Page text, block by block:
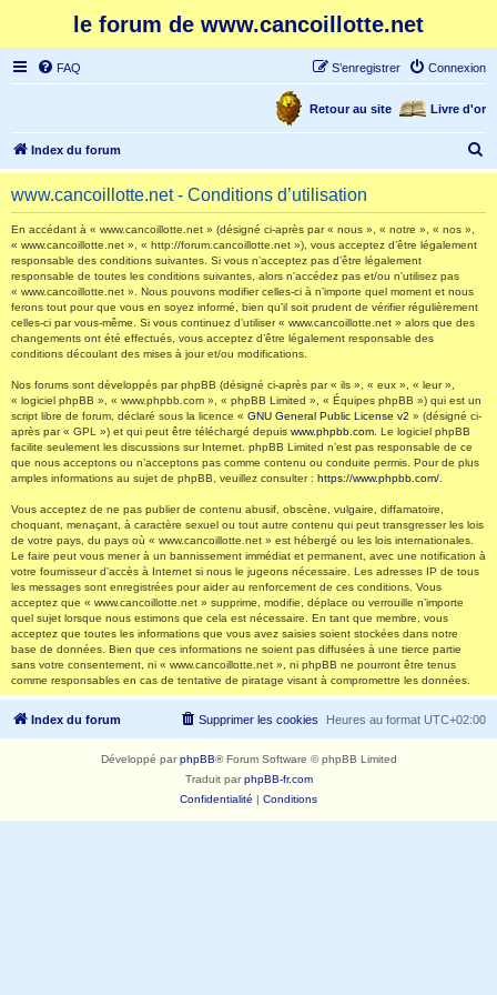
le forum de www.cancoillotte.net
FAQ Connexion
S’enregistrer
Livre d'or
Retour au site
Index du forum
e
www.cancoillotte.net - Conditions d’utilisation
En accédant à « www.cancoillotte.net » (désigné ci-après par « nous », « notre », « nos »,
« www.cancoillotte.net », « http://forum.cancoillotte.net »), vous acceptez d’être légalement
responsable des conditions suivantes. Si vous n’acceptez pas d’être légalement
responsable de toutes les conditions suivantes, alors n’accédez pas et/ou n’utilisez pas
« www.cancoillotte.net ». Nous pouvons modifier celles-ci à n’importe quel moment et nous
ferons tout pour que vous en soyez informé, bien qu’il soit prudent de vérifier régulièrement
celles-ci par vous-même. Si vous continuez d’utiliser « www.cancoillotte.net » alors que des
changements ont été effectués, vous acceptez d’être légalement responsable des
conditions découlant des mises à jour et/ou modifications.
Nos forums sont développés par phpBB (désigné ci-après par « ils », « eux », « leur »,
« logiciel phpBB », « www.phpbb.com », « phpBB Limited », « Équipes phpBB ») qui est un
script libre de forum, déclaré sous la licence « GNU General Public License v2 » (désigné ci-
après par « GPL ») et qui peut être téléchargé depuis www.phpbb.com . Le logiciel phpBB
facilite seulement les discussions sur Internet. phpBB Limited n’est pas responsable de ce
que nous acceptons ou n’acceptons pas comme contenu ou conduite permis. Pour de plus
amples informations au sujet de phpBB, veuillez consulter : https://www.phpbb.com/
Vous acceptez de ne pas publier de contenu abusif, obscène, vulgaire, diffamatoire,
choquant, menaçant, à caractère sexuel ou tout autre contenu qui peut transgresser les lois
de votre pays, du pays où « www.cancoillotte.net » est hébergé ou les lois internationales.
Le faire peut vous mener à un bannissement immédiat et permanent, avec une notification à
votre fournisseur d’accès à Internet si nous le jugeons nécessaire. Les adresses IP de tous
les messages sont enregistrées pour aider au renforcement de ces conditions. Vous
acceptez que « www.cancoillotte.net » supprime, modifie, déplace ou verrouille n’importe
quel sujet lorsque nous estimons que cela est nécessaire. En tant que membre, vous
acceptez que toutes les informations que vous avez saisies soient stockées dans notre
base de données. Bien que ces informations ne soient pas diffusées à une tierce partie
sans votre consentement, ni « www.cancoillotte.net », ni phpBB ne pourront être tenus
comme responsables en cas de tentative de piratage visant à compromettre les données.
Index du forum Heures au format UTC+02:00
Supprimer les cookies
Développé parphpBB® Forum Software © phpBB Limited
Traduit parphpBB-fr.com
Confidentialité | Conditions